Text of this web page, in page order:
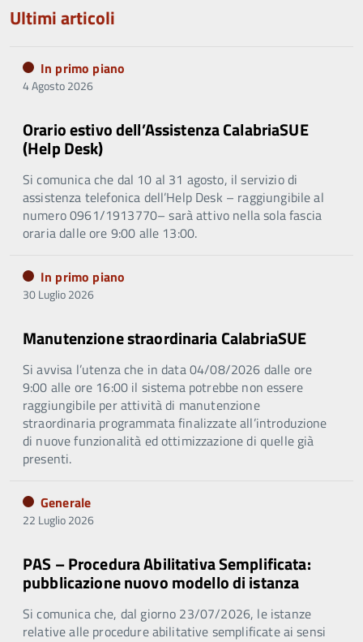
Ultimi articoli
In primo piano
4 Agosto 2026
Orario estivo dell’Assistenza CalabriaSUE
(Help Desk)
Si comunica che dal 10 al 31 agosto, il servizio di
assistenza telefonica dell’Help Desk – raggiungibile al
numero 0961/1913770– sarà attivo nella sola fascia
oraria dalle ore 9:00 alle 13:00.
In primo piano
30 Luglio 2026
Manutenzione straordinaria CalabriaSUE
Si avvisa l’utenza che in data 04/08/2026 dalle ore
9:00 alle ore 16:00 il sistema potrebbe non essere
raggiungibile per attività di manutenzione
straordinaria programmata finalizzate all’introduzione
di nuove funzionalità ed ottimizzazione di quelle già
presenti.
Generale
22 Luglio 2026
PAS – Procedura Abilitativa Semplificata:
pubblicazione nuovo modello di istanza
Si comunica che, dal giorno 23/07/2026, le istanze
relative alle procedure abilitative semplificate ai sensi